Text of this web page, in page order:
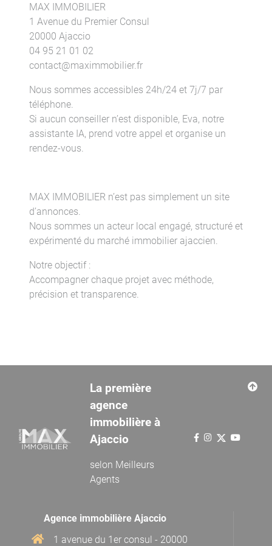
MAX IMMOBILIER
1 Avenue du Premier Consul
20000 Ajaccio
04 95 21 01 02
contact@maximmobilier.fr
Nous sommes accessibles 24h/24 et 7j/7 par
téléphone.
Si aucun conseiller n’est disponible, Eva, notre
assistante IA, prend votre appel et organise un
rendez-vous.
MAX IMMOBILIER n’est pas simplement un site
d’annonces.
Nous sommes un acteur local engagé, structuré et
expérimenté du marché immobilier ajaccien.
Notre objectif :
Accompagner chaque projet avec méthode,
précision et transparence.
La première
agence
immobilière à
Ajaccio
selon Meilleurs
Agents
Agence immobilière Ajaccio
1 avenue du 1er consul - 20000